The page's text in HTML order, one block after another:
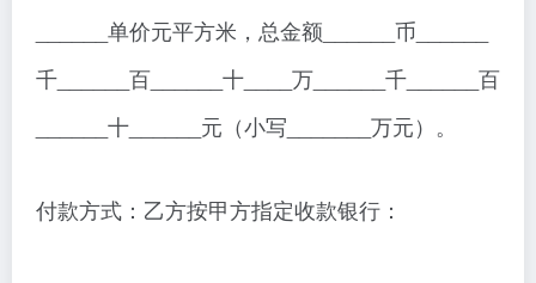
______单价元平方米，总金额______币______
千______百______十____万______千______百
______十______元（小写_______万元）。
付款方式：乙方按甲方指定收款银行：